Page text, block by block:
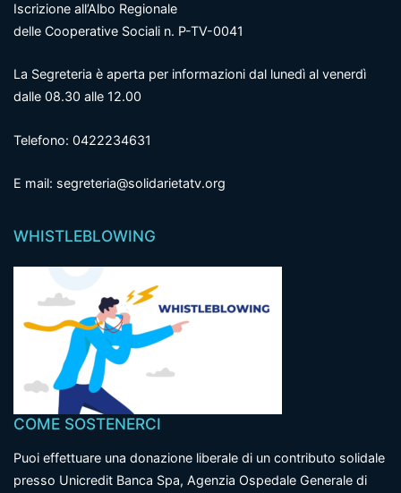
Iscrizione all’Albo Regionale
delle Cooperative Sociali n. P-TV-0041
La Segreteria è aperta per informazioni dal lunedì al venerdì
dalle 08.30 alle 12.00
Telefono: 0422234631
E mail: segreteria@solidarietatv.org
WHISTLEBLOWING
COME SOSTENERCI
Puoi effettuare una donazione liberale di un contributo solidale
presso Unicredit Banca Spa, Agenzia Ospedale Generale di